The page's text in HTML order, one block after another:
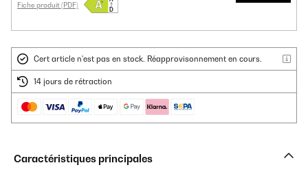
Fiche produit (PDF)
Cert article n'est pas en stock. Réapprovisonnement en cours.
14 jours de rétraction
Caractéristiques principales